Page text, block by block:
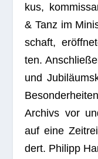
kus,
& Tanz im
schaft,
ten.
und
Archivs vor
auf eine
dert. Phil­ipp